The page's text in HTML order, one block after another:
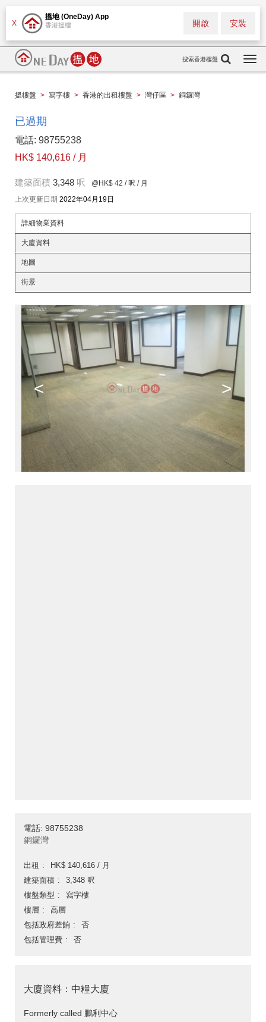
X
搵地 (OneDay) App
香港搵樓 安裝
開啟
搜索香港樓盤
搵樓盤 > 寫字樓 > 香港的出租樓盤 > 灣仔區 > 銅鑼灣
已過期
電話: 98755238
HK$ 140,616 / 月
建築面積 3,348 呎 @HK$ 42 / 呎 / 月
上次更新日期 2022年04月19日
詳細物業資料
大廈資料
地圖
街景
< >
電話: 98755238
銅鑼灣
出租
HK$ 140,616 / 月
建築面積
3,348 呎
樓盤類型
寫字樓
樓層
高層
包括政府差餉
否
包括管理費
否
大廈資料：中糧大廈
Formerly called 鵬利中心